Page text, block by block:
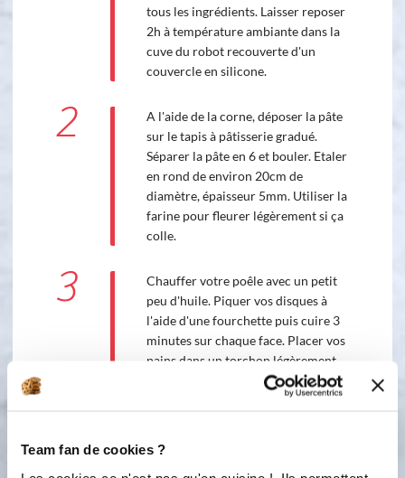
Team fan de cookies ?
tous les ingrédients. Laisser reposer
2h à température ambiante dans la
cuve du robot recouverte d'un
couvercle en silicone.
2
A l'aide de la corne, déposer la pâte
sur le tapis à pâtisserie gradué.
Séparer la pâte en 6 et bouler. Etaler
en rond de environ 20cm de
diamètre, épaisseur 5mm. Utiliser la
farine pour fleurer légèrement si ça
colle.
3
Chauffer votre poêle avec un petit
peu d'huile. Piquer vos disques à
l'aide d'une fourchette puis cuire 3
minutes sur chaque face. Placer vos
pains dans un torchon légèrement
humide quelques minutes avant de